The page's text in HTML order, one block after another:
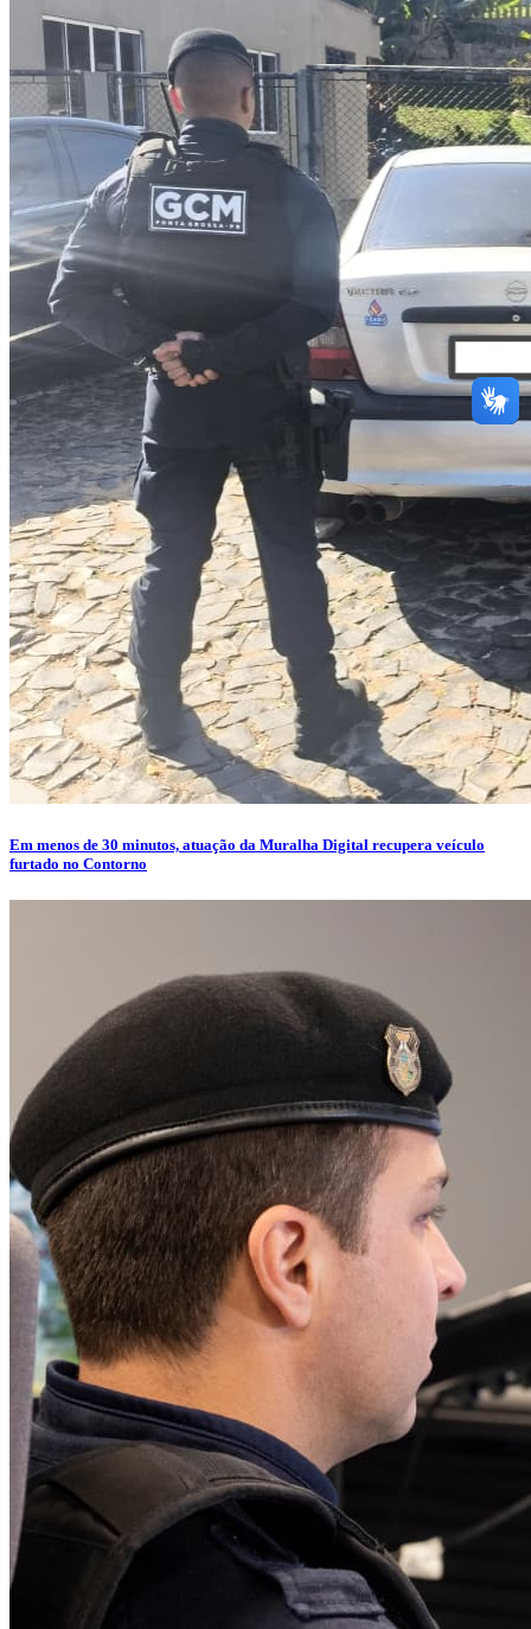
Em menos de 30 minutos, atuação da Muralha Digital recupera veículo
furtado no Contorno